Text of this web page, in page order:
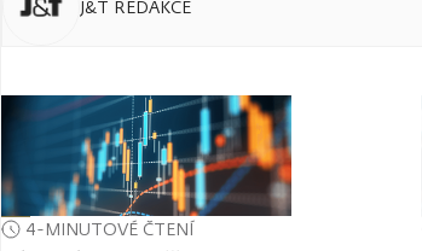
J&T REDAKCE
4-MINUTOVÉ ČTENÍ